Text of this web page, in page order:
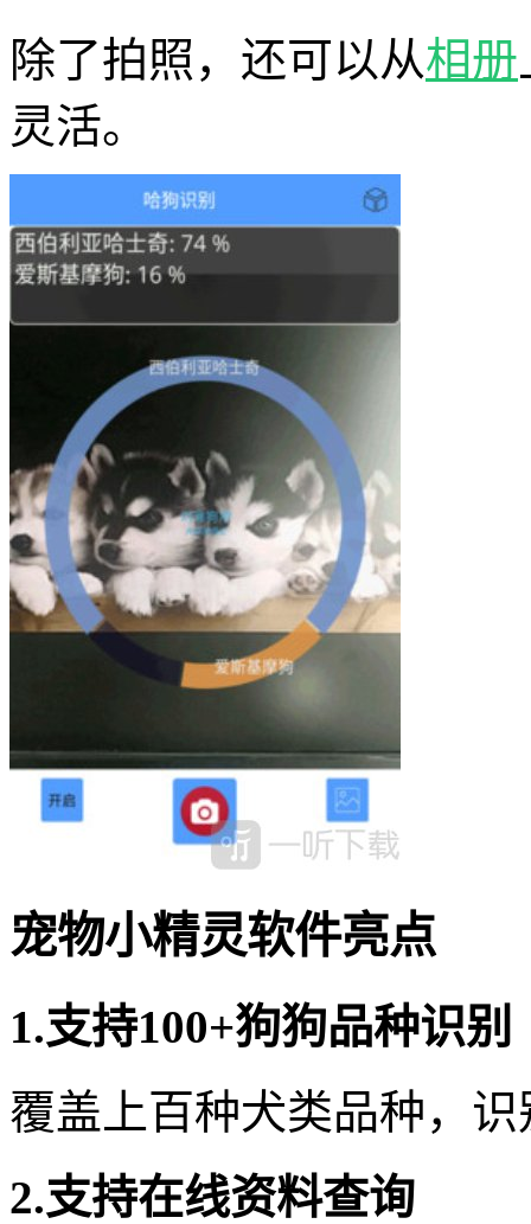
除了拍照，还可以从相册
灵活。
宠物小精灵软件亮点
1.支持100+狗狗品种识别
覆盖上百种犬类品种，
2.支持在线资料查询